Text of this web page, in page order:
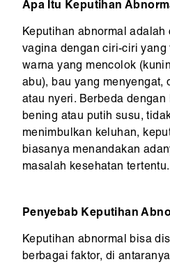
Apa Itu Keputihan
Keputihan abnormal
vagina dengan ciri-ciri yang
warna yang mencolok
abu), bau yang menyengat,
atau nyeri. Berbeda
bening atau putih susu,
menimbulkan keluhan,
biasanya menandakan
masalah kesehatan tertentu.
Penyebab Keputihan
Keputihan abnormal bisa
berbagai faktor, di